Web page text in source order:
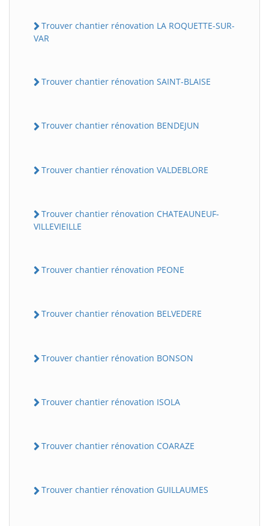
Trouver chantier rénovation LA ROQUETTE-SUR-
VAR
Trouver chantier rénovation SAINT-BLAISE
Trouver chantier rénovation BENDEJUN
Trouver chantier rénovation VALDEBLORE
Trouver chantier rénovation CHATEAUNEUF-
VILLEVIEILLE
Trouver chantier rénovation PEONE
Trouver chantier rénovation BELVEDERE
Trouver chantier rénovation BONSON
Trouver chantier rénovation ISOLA
Trouver chantier rénovation COARAZE
Trouver chantier rénovation GUILLAUMES